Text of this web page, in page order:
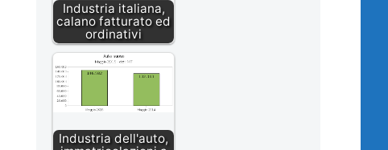
Industria italiana,
calano fatturato ed
ordinativi
Industria dell'auto,